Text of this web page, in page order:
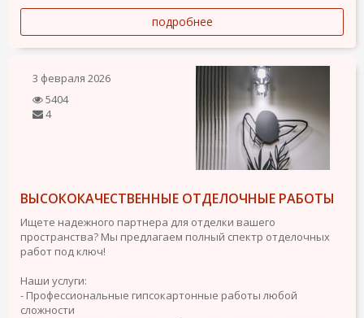
подробнее
3 февраля 2026
5404
4
ВЫСОКОКАЧЕСТВЕННЫЕ ОТДЕЛОЧНЫЕ РАБОТЫ
Ищете надежного партнера для отделки вашего
пространства? Мы предлагаем полный спектр отделочных
работ под ключ!
Наши услуги:
- Профессиональные гипсокартонные работы любой
сложности